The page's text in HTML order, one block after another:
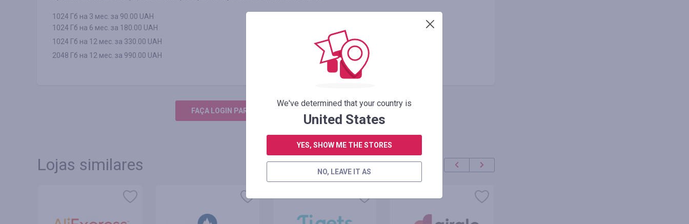
1024 Гб на 3 мес. за 90.00 UAH
1024 Гб на 6 мес. за 180.00 UAH
1024 Гб на 12 мес. за 330.00 UAH
2048 Гб на 12 мес. за 990.00 UAH
FAÇA LOGIN PARA DEIXAR UM COMENTÁRIO
Lojas similares
We've determined that your country is
United States
YES, SHOW ME THE STORES
NO, LEAVE IT AS